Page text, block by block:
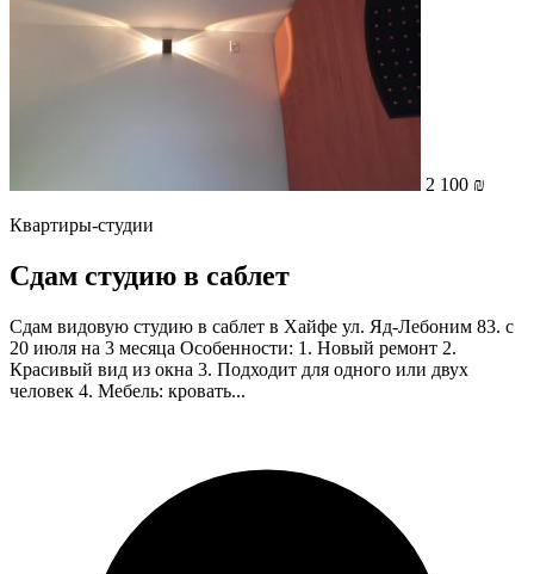
2 100 ₪
Квартиры-студии
Сдам студию в саблет
Сдам видовую студию в саблет в Хайфе ул. Яд-Лебоним 83. с
20 июля на 3 месяца Особенности: 1. Новый ремонт 2.
Красивый вид из окна 3. Подходит для одного или двух
человек 4. Мебель: кровать...